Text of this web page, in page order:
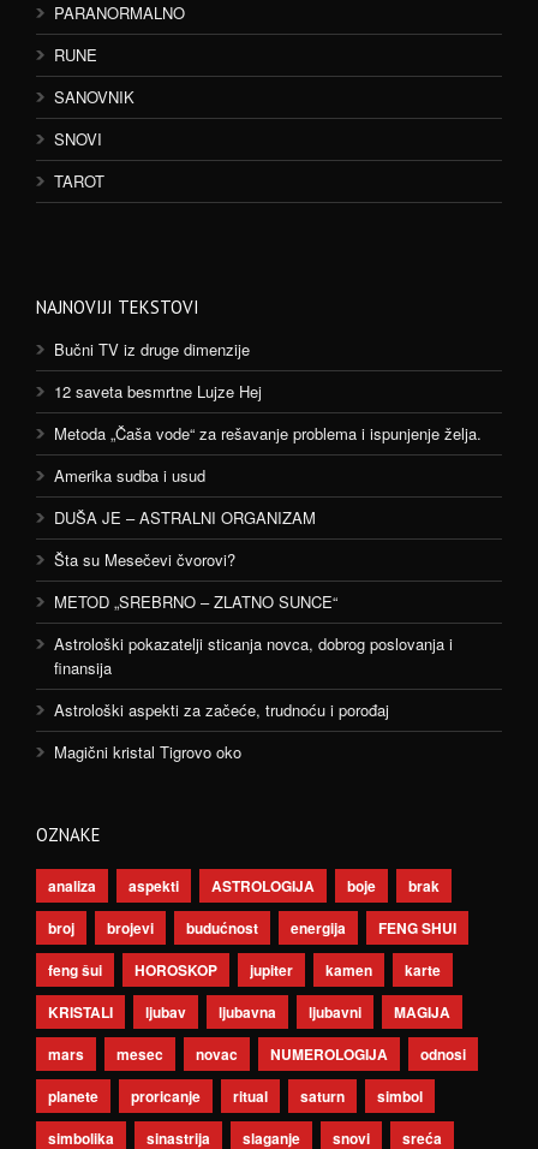
PARANORMALNO
RUNE
SANOVNIK
SNOVI
TAROT
NAJNOVIJI TEKSTOVI
Bučni TV iz druge dimenzije
12 saveta besmrtne Lujze Hej
Metoda „Čaša vode“ za rešavanje problema i ispunjenje želja.
Amerika sudba i usud
DUŠA JE – ASTRALNI ORGANIZAM
Šta su Mesečevi čvorovi?
METOD „SREBRNO – ZLATNO SUNCE“
Astrološki pokazatelji sticanja novca, dobrog poslovanja i
finansija
Astrološki aspekti za začeće, trudnoću i porođaj
Magični kristal Tigrovo oko
OZNAKE
analiza aspekti ASTROLOGIJA boje
brak
broj
brojevi budućnost energija
FENG SHUI
feng šui
HOROSKOP jupiter kamen
karte
KRISTALI
ljubav ljubavna ljubavni
MAGIJA
mars
mesec novac NUMEROLOGIJA
odnosi
planete
proricanje ritual saturn
simbol
simbolika
sinastrija slaganje snovi sreća